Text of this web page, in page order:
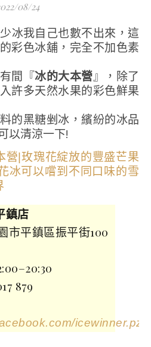
08/24
彩色冰舖，完全不加色素
間『冰的大本營』，除了
許多天然水果的彩色鮮果
的黑糖剉冰，繽紛的冰品
以清涼一下!
鎮店
市平鎮區振平街100
879
icewinner.pz